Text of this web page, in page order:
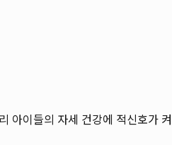
이들의 자세 건강에 적신호가